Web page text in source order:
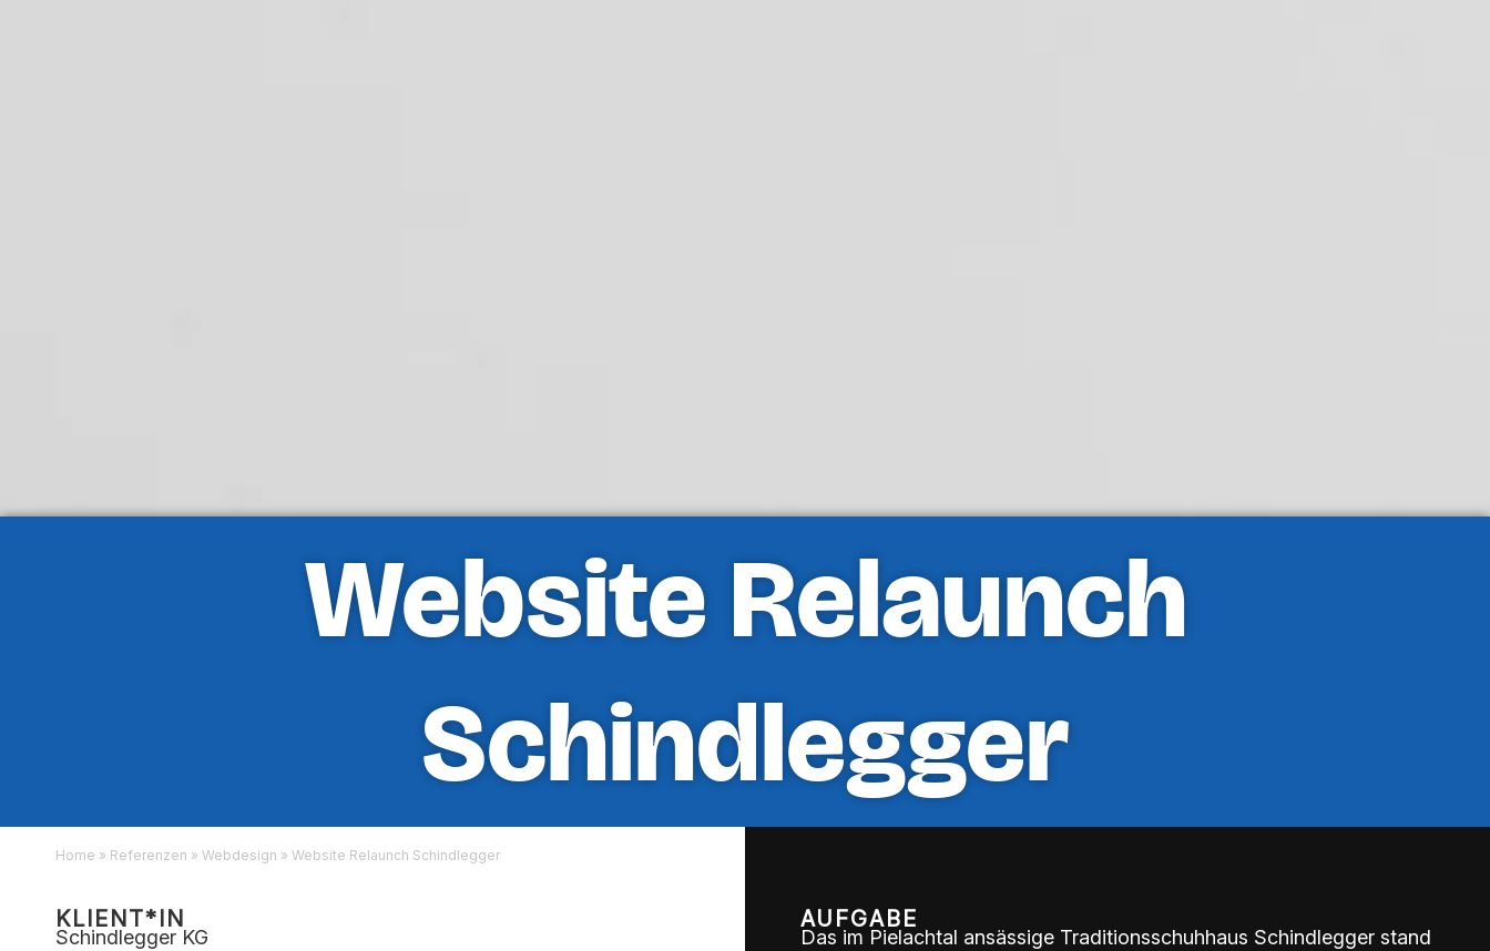
Website Relaunch
Schindlegger
Home » Referenzen » Webdesign » Website Relaunch Schindlegger
KLIENT*IN
Schindlegger KG
AUFGABE
Das im Pielachtal ansässige Traditionsschuhhaus Schindlegger stand